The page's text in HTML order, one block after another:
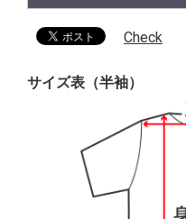
Check
サイズ表（半袖）